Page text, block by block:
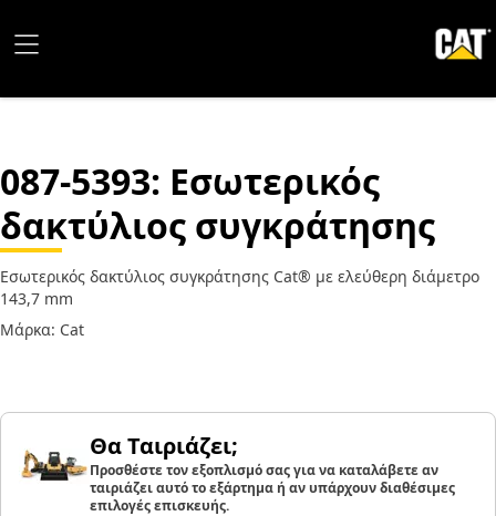
087-5393: Εσωτερικός
δακτύλιος συγκράτησης
Εσωτερικός δακτύλιος συγκράτησης Cat® με ελεύθερη διάμετρο
143,7 mm
Μάρκα: Cat
Θα Ταιριάζει;
Προσθέστε τον εξοπλισμό σας για να καταλάβετε αν
ταιριάζει αυτό το εξάρτημα ή αν υπάρχουν διαθέσιμες
επιλογές επισκευής.